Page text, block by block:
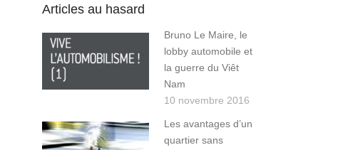
Articles au hasard
Bruno Le Maire, le
lobby automobile et
la guerre du Viêt
Nam
10 novembre 2016
Les avantages d’un
quartier sans